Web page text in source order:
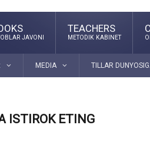
JAVONI
TEACHERS
METODIK KABINET
MEDIA TILLAR
ISTIROK ETING